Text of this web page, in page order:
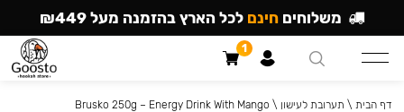
דף הבית \ תערובת לעישון \
Brusko 250g – Energy Drink With Mango
משלוחים חינם לכל הארץ בהזמנה מעל ₪449
1